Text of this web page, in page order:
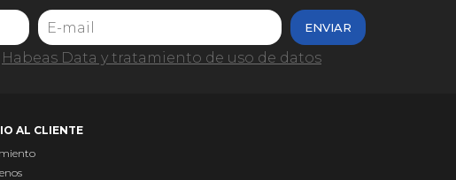
ENVIAR
Habeas Data y tratamiento de uso de datos
AL CLIENTE